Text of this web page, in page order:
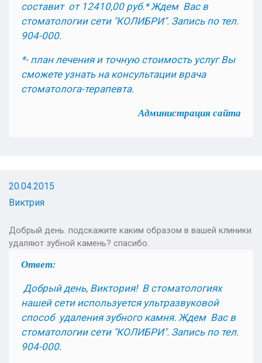
составит от 12410,00 руб.* Ждем Вас в
стоматологии сети "КОЛИБРИ". Запись по тел.
904-000.
*- план лечения и точную стоимость услуг Вы
сможете узнать на консультации врача
стоматолога-терапевта.
Администрация сайта
20.04.2015
Виктрия
Добрый день. подскажите каким образом в вашей клиники
удаляют зубной камень? спасибо.
Ответ:
Добрый день, Виктория! В стоматологиях
нашей сети используется ультразвуковой
способ удаления зубного камня. Ждем Вас в
стоматологии сети "КОЛИБРИ". Запись по тел.
904-000.